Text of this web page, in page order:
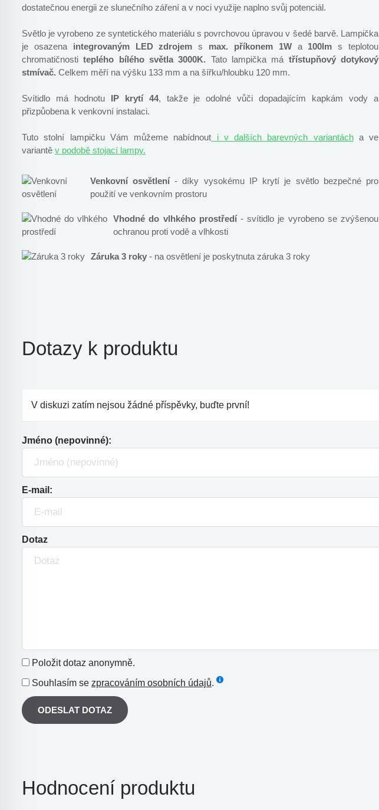
dostatečnou energii ze slunečního záření a v noci využije naplno svůj potenciál.
Světlo je vyrobeno ze syntetického materiálu s povrchovou úpravou v šedé barvě. Lampička
je osazenaintegrovaným LED zdrojem s max. příkonem 1Wa100lm s teplotou
chromatičnostiteplého bílého světla 3000K. Tato lampička má třístupňový dotykový
stmívač. Celkem měří na výšku 133 mm a na šířku/hloubku 120 mm.
Svítidlo má hodnotu IP krytí 44, takže je odolné vůči dopadajícím kapkám vody a
přizpůobena k venkovní instalaci.
Tuto stolní lampičku Vám můžeme nabídnout i v dalších barevných variantácha ve
variantě v podobě stojací lampy.
Venkovní osvětlení- díky vysokému IP krytí je světlo bezpečné pro
použití ve venkovním prostoru
Vhodné do vlhkého prostředí- svítidlo je vyrobeno se zvýšenou
ochranou proti vodě a vlhkosti
Záruka 3 roky - na osvětlení je poskytnuta záruka 3 roky
Dotazy k produktu
V diskuzi zatím nejsou žádné příspěvky, buďte první!
Jméno (nepovinné):
E-mail:
Dotaz
Položit dotaz anonymně.
Souhlasím se zpracováním osobních údajů.
ODESLAT DOTAZ
Hodnocení produktu